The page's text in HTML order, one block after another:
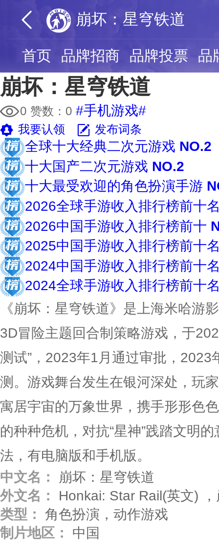
崩坏：星穹铁道
首页 品牌招商 品牌投票 品
崩坏：星穹铁道
0 赞数： 0 #手机游戏#
我要认领 发布词条
全球十大经典二次元游戏 NO.2
十大国产二次元游戏 NO.2
十大最受欢迎的角色扮演手游
2026全球手游收入排行榜前十
2026中国手游收入排行榜前十
2025中国手游收入排行榜前十
2024中国手游收入排行榜前十
2024全球手游收入排行榜前十
《崩坏：星穹铁道》是上海米哈游
3D冒险主题回合制策略游戏，于
测试”，2023年1月通过审批，2023
测。游戏舞台发生在银河深处，玩
寓居宇宙的万象世界，携手形形色
的种种危机，对抗“星神”践踏文明
法，有电脑版和手机版。
中文名：
崩坏：星穹铁道
外文名：
Honkai: Star Rail(英文) ，
类型：
角色扮演，动作游戏
制片地区：
中国